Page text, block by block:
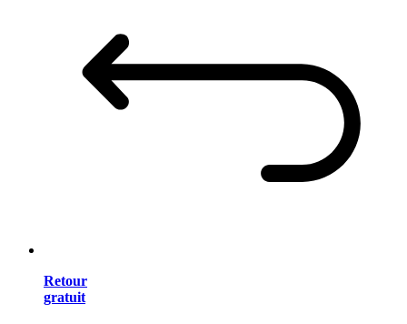
Retour
gratuit